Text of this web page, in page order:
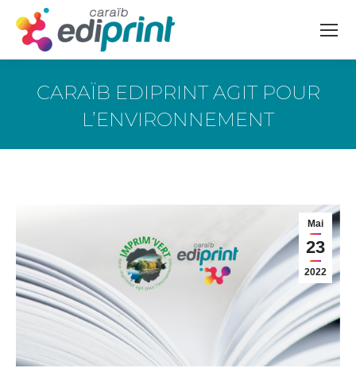
CARAÏB EDIPRINT AGIT POUR
L’ENVIRONNEMENT
Mai
23
2022